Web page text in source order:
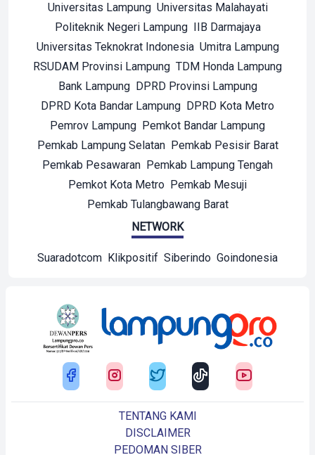
Universitas Lampung Universitas Malahayati
Politeknik Negeri Lampung IIB Darmajaya
Universitas Teknokrat Indonesia Umitra Lampung
RSUDAM Provinsi Lampung TDM Honda Lampung
Bank Lampung DPRD Provinsi Lampung
DPRD Kota Bandar Lampung DPRD Kota Metro
Pemrov Lampung Pemkot Bandar Lampung
Pemkab Lampung Selatan Pemkab Pesisir Barat
Pemkab Pesawaran Pemkab Lampung Tengah
Pemkot Kota Metro Pemkab Mesuji
Pemkab Tulangbawang Barat
NETWORK
Suaradotcom Klikpositif Siberindo Goindonesia
TENTANG KAMI
DISCLAIMER
PEDOMAN SIBER